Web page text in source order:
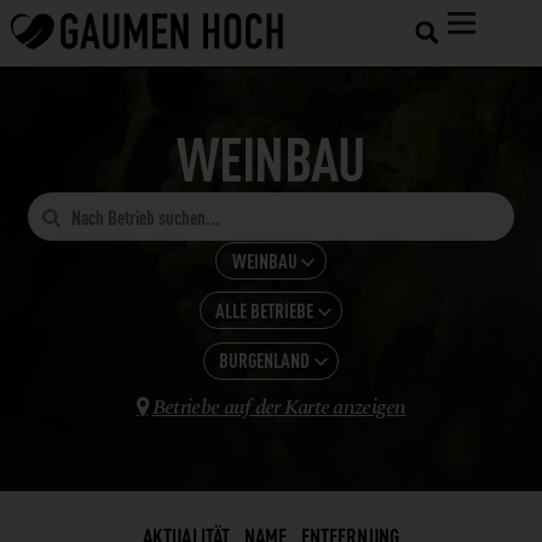
WEINBAU

WEINBAU 
ALLE KATEGORIEN
GASTRONOMIE
HOTELS
LANDWIRTSCHAFT
WEINBAU
ALLE BETRIEBE 
ALLE ANZEIGEN
WEIN
BURGENLAND 
BADEN-WÜRTTEMBERG
BURGENLAND
 Betriebe auf der Karte anzeigen
AKTUALITÄT NAME ENTFERNUNG